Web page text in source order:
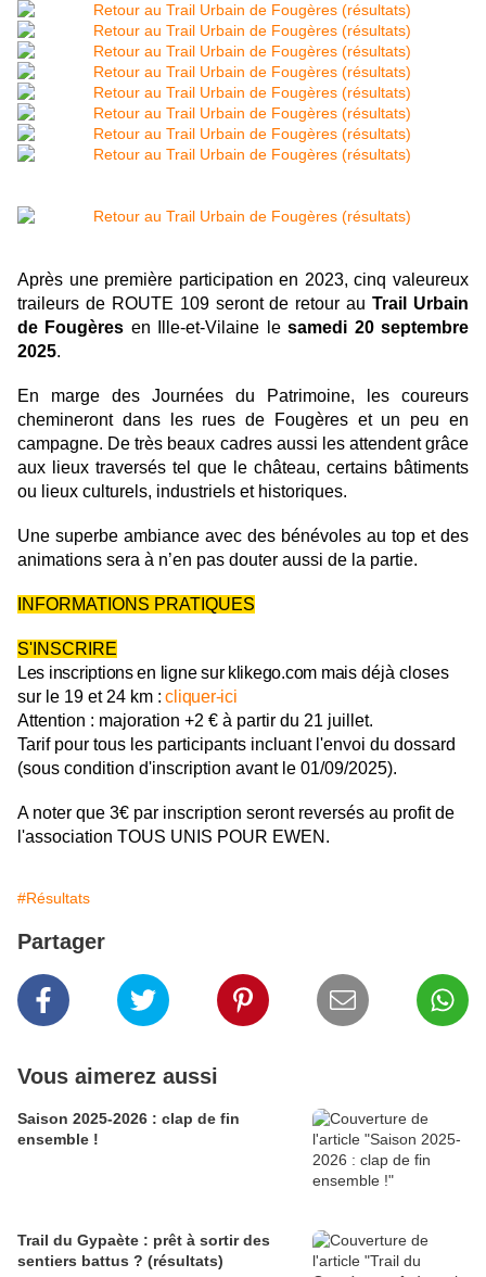
Après une première participation en 2023, cinq valeureux
traileurs de ROUTE 109 seront de retour auTrail Urbain
de Fougères en Ille-et-Vilaine lesamedi 20 septembre
2025.
En marge des Journées du Patrimoine, les coureurs
chemineront dans les rues de Fougères et un peu en
campagne. De très beaux cadres aussi les attendent grâce
aux lieux traversés tel que le château, certains bâtiments
ou lieux culturels, industriels et historiques.
Une superbe ambiance avec des bénévoles au top et des
animations sera à n’en pas douter aussi de la partie.
INFORMATIONS PRATIQUES
S'INSCRIRE
Les inscriptions en ligne sur klikego.com maisdéjà closes
sur le 19 et 24 km :cliquer-ici
Attention : majoration +2 € à partir du 21 juillet.
Tarif pour tous les participants incluant l'envoi du dossard
(sous condition d'inscription avant le 01/09/2025).
A noter que 3€ par inscription seront reversés au profit de
l'association TOUS UNIS POUR EWEN.
#Résultats
Partager
Vous aimerez aussi
Saison 2025-2026 : clap de fin
ensemble !
Trail du Gypaète : prêt à sortir des
sentiers battus ? (résultats)